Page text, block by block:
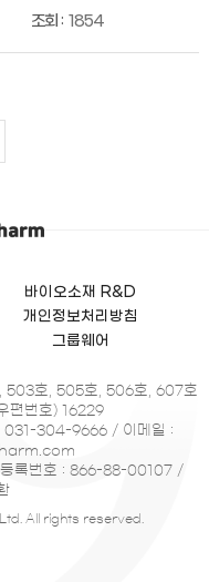
1854
바이오소재 R&D
개인정보처리방침
그룹웨어
503호, 505호, 506호, 607호
편번호) 16229
031-304-9666 / 이메일 :
등록번호 : 866-88-00107 /
All rights reserved.